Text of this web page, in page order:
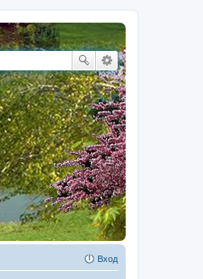
Вход